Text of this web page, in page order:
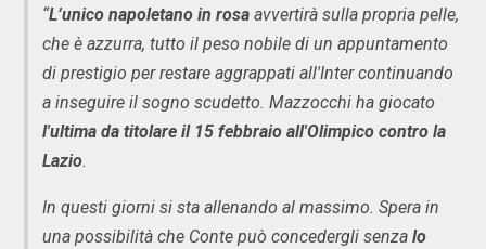
“L’unico napoletano in rosa avvertirà sulla propria pelle,
che è azzurra, tutto il peso nobile di un appuntamento
di prestigio per restare aggrappati all'Inter continuando
a inseguire il sogno scudetto. Mazzocchi ha giocato
l'ultima da titolare il 15 febbraio all'Olimpico contro la
Lazio.
In questi giorni si sta allenando al massimo. Spera in
una possibilità che Conte può concedergli senza lo